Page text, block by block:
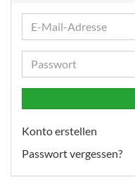
E-
Mail-
Adresse
Passwort
Konto erstellen
Passwort vergessen?